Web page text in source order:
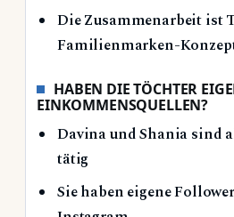
Die Zusammenarbeit ist
Familienmarken-
HABEN DIE TÖCHTER
EINKOMMENSQUELLEN?
Davina und Shania sind
tätig
Sie haben eigene